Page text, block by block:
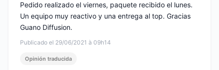
Publicado el 29/06/2021 à 09h14
Pedido realizado el viernes, paquete recibido el lunes.
Un equipo muy reactivo y una entrega al top. Gracias
Guano Diffusion.
Opinión traducida